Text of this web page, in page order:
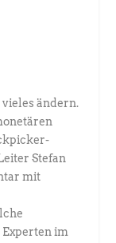
ändern.
Stefan
mit
im